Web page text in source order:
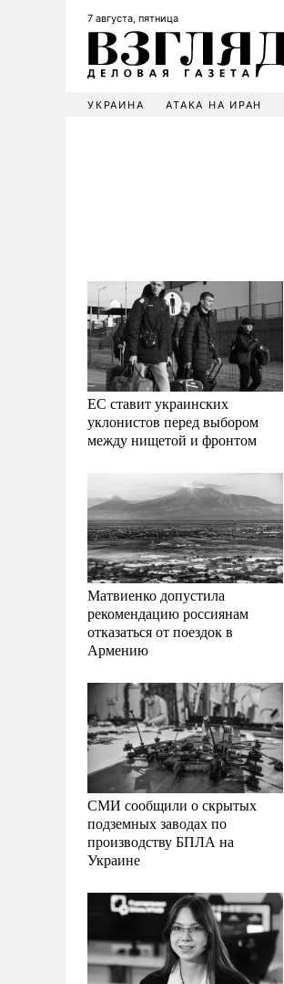
7 августа, пятница
УКРАИНА АТАКА НА ИРАН
ЕС ставит украинских
уклонистов перед выбором
между нищетой и фронтом
Матвиенко допустила
рекомендацию россиянам
отказаться от поездок в
Армению
СМИ сообщили о скрытых
подземных заводах по
производству БПЛА на
Украине